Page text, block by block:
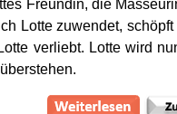
Freundin, die
Lotte zuwendet,
verliebt. Lotte wird